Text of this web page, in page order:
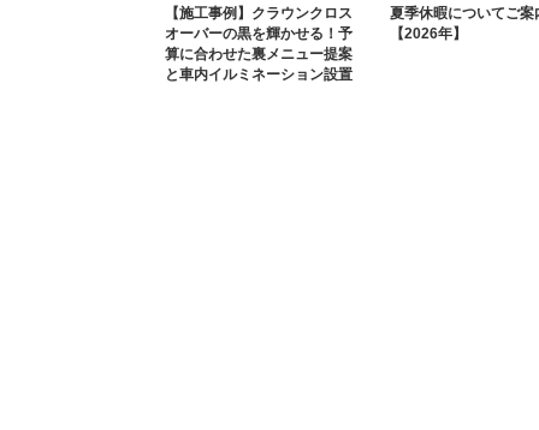
【施工事例】クラウンクロス
オーバーの黒を輝かせる！予
算に合わせた裏メニュー提案
と車内イルミネーション設置
夏季休暇についてご案
【2026年】